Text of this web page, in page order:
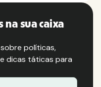
na sua caixa
políticas,
dicas táticas para